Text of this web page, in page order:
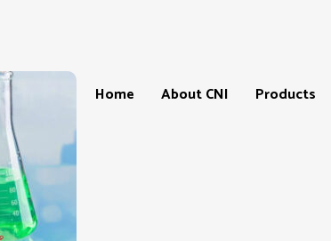
Home About CNI Products